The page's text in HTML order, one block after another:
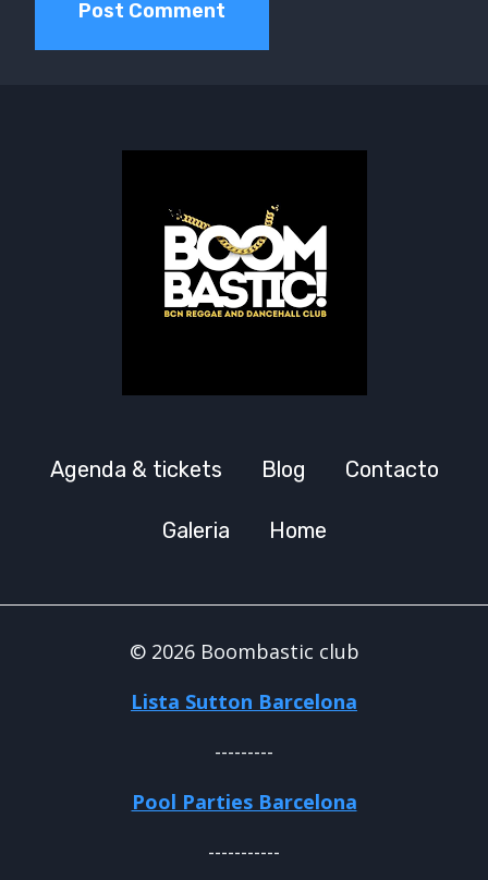
Agenda & tickets Blog Contacto
Galeria Home
© 2026 Boombastic club
Lista Sutton Barcelona
---------
Pool Parties Barcelona
-----------